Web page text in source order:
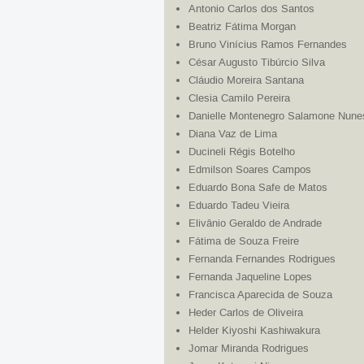
Antonio Carlos dos Santos
Beatriz Fátima Morgan
Bruno Vinícius Ramos Fernandes
César Augusto Tibúrcio Silva
Cláudio Moreira Santana
Clesia Camilo Pereira
Danielle Montenegro Salamone
Diana Vaz de Lima
Ducineli Régis Botelho
Edmilson Soares Campos
Eduardo Bona Safe de Matos
Eduardo Tadeu Vieira
Elivânio Geraldo de Andrade
Fátima de Souza Freire
Fernanda Fernandes Rodrigues
Fernanda Jaqueline Lopes
Francisca Aparecida de Souza
Heder Carlos de Oliveira
Helder Kiyoshi Kashiwakura
Jomar Miranda Rodrigues